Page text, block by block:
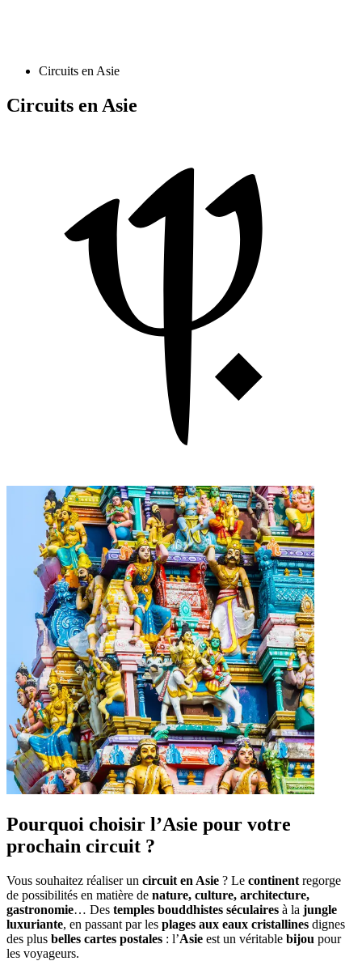
Circuits en Asie
Circuits en Asie
Pourquoi choisir l’Asie pour votre
prochain circuit ?
Vous souhaitez réaliser un circuit en Asie ? Le continent regorge
de possibilités en matière de nature, culture, architecture,
gastronomie… Des temples bouddhistes séculaires à la jungle
luxuriante, en passant par les plages aux eaux cristallines dignes
des plus belles cartes postales : l’Asie est un véritable bijou pour
les voyageurs.